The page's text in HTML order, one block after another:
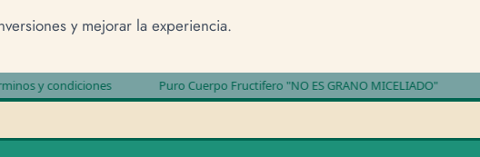
y mejorar la experiencia.
Puro Cuerpo Fructifero "NO ES GRANO MICELIADO" 🍄